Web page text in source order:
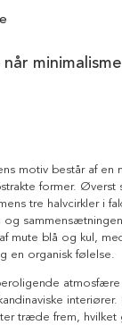
motiv består af en
former.
tre halvcirkler i
og
mute blå og kul,
en organisk følelse.
træde frem,